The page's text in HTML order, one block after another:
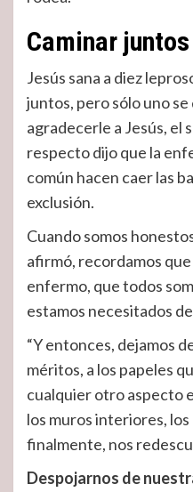
Caminar juntos
Jesús sana a diez
juntos, pero sólo uno
agradecerle a Jesús, el
respecto dijo que la
común hacen caer las
exclusión.
Cuando somos
afirmó, recordamos
enfermo, que todos
estamos necesitados
“Y entonces, dejamos
méritos, a los papeles
cualquier otro aspecto
los muros interiores,
finalmente, nos
Despojarnos de